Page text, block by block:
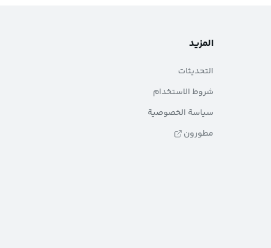
المزيد
التحديثات
شروط الاستخدام
سياسة الخصوصية
مطورون